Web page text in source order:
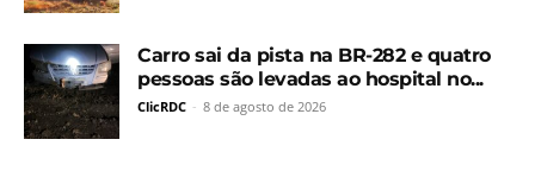
Carro sai da pista na BR-282 e quatro
pessoas são levadas ao hospital no...
ClicRDC - 8 de agosto de 2026